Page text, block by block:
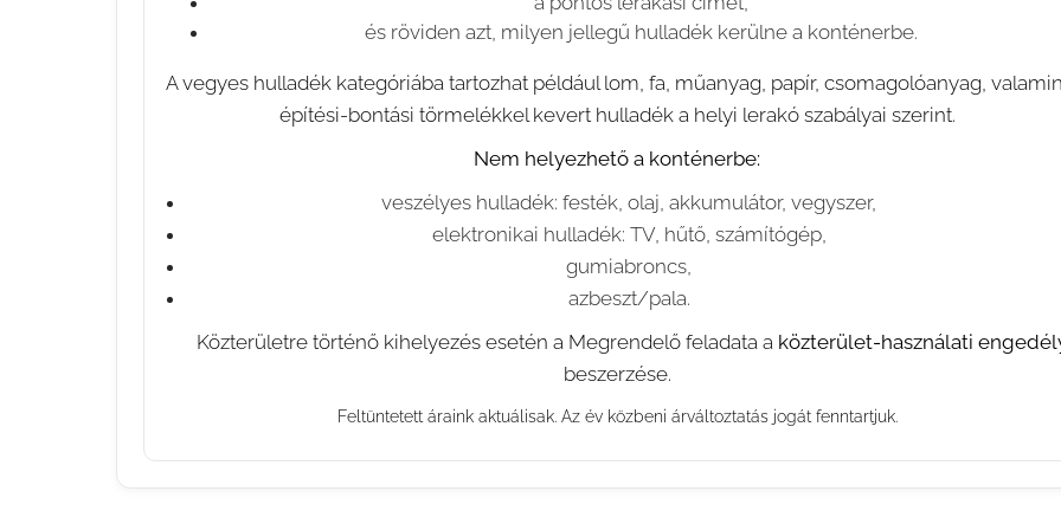
és röviden azt, milyen jellegű hulladék kerülne a konténerbe.
A vegyes hulladék kategóriába tartozhat például lom, fa, műanyag, papír, csomagolóanyag,
építési-bontási törmelékkel kevert hulladék a helyi lerakó szabályai szerint.
Nem helyezhető a konténerbe:
veszélyes hulladék: festék, olaj, akkumulátor, vegyszer,
elektronikai hulladék: TV, hűtő, számítógép,
gumiabroncs,
azbeszt/pala.
⚠️ Közterületre történő kihelyezés esetén a Megrendelő feladata a közterület-használati
beszerzése.
Feltüntetett áraink aktuálisak. Az év közbeni árváltoztatás jogát fenntartjuk.